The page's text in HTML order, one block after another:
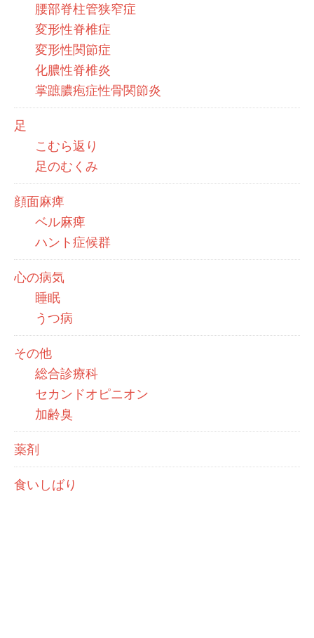
腰部脊柱管狭窄症
変形性脊椎症
変形性関節症
化膿性脊椎炎
掌蹠膿疱症性骨関節炎
足
こむら返り
足のむくみ
顔面麻痺
ベル麻痺
ハント症候群
心の病気
睡眠
うつ病
その他
総合診療科
セカンドオピニオン
加齢臭
薬剤
食いしばり